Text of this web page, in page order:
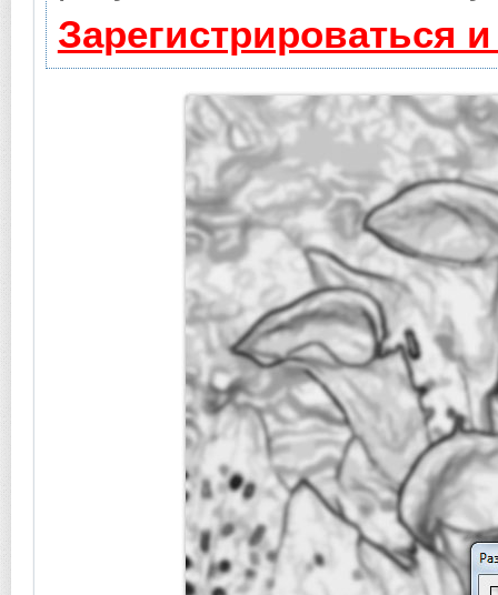
Зарегистрироваться